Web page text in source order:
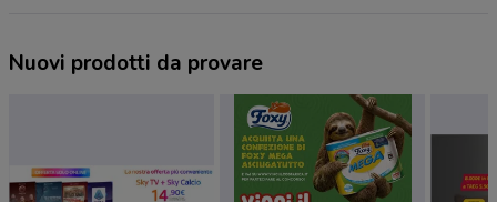
Nuovi prodotti da provare